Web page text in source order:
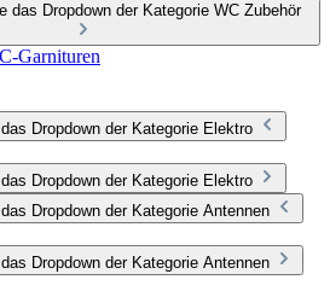
das Dropdown der Kategorie WC Zubehör
Garnituren
Dropdown der Kategorie Elektro
Dropdown der Kategorie Elektro
Dropdown der Kategorie Antennen
Dropdown der Kategorie Antennen